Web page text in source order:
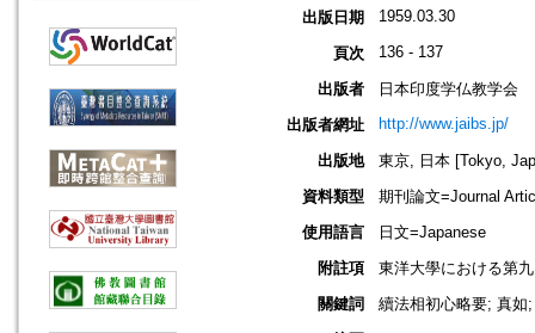
出版日期
1959.03.30
頁次 136 - 137
出版者
日本印度学仏教学会
出版者網址
http://www.jaibs.jp/
出版地
東京, 日本 [Tokyo,
資料類型
期刊論文=Journal
使用語言
日文=Japanese
附註項
東洋大學における第
關鍵詞
續法相初心略要; 真如